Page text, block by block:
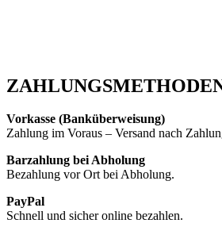
Vorkasse (Banküberweisung)
Zahlung im Voraus – Versand nach
Barzahlung bei Abholung
Bezahlung vor Ort bei Abholung.
PayPal
Schnell und sicher online bezahlen.